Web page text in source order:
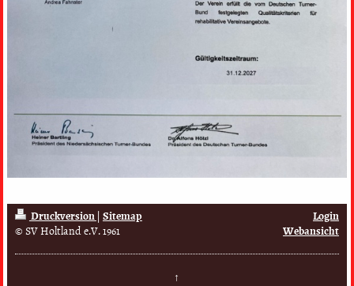
Druckversion|Sitemap
© SV Holtland e.V. 1961
Login
Webansicht
↑